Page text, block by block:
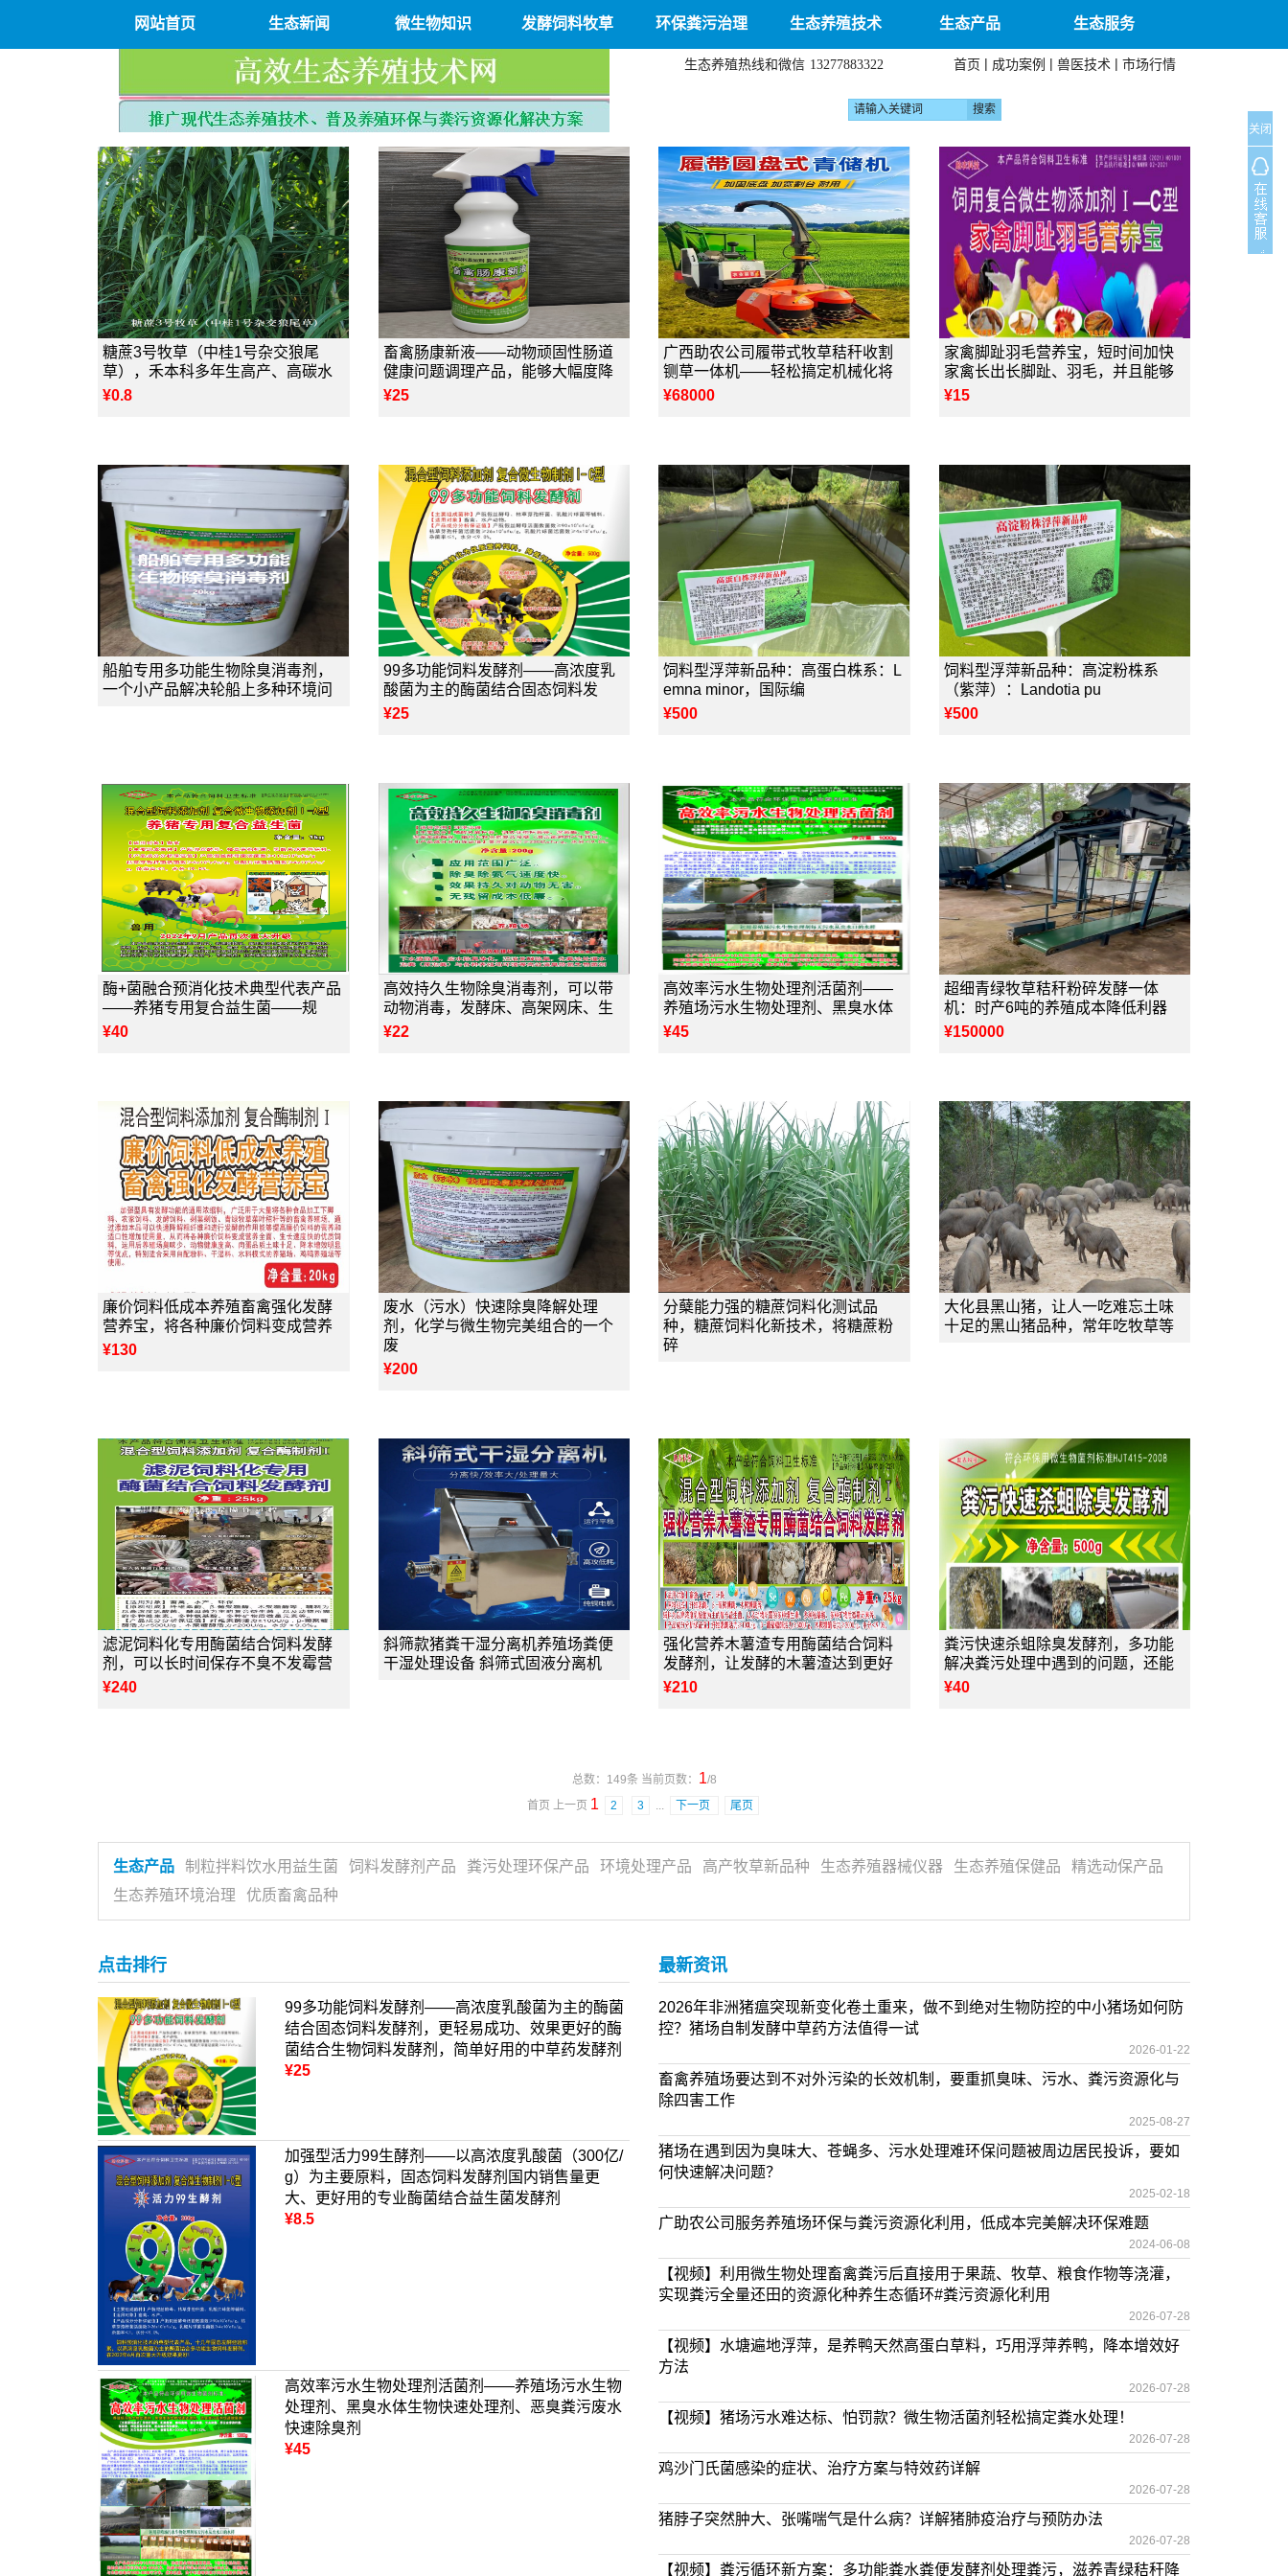
网站首页 生态新闻 微生物知识 发酵饲料牧草 环保粪污治理 生态养殖技术 生态产品 生态服务
首页 | 成功案例 | 兽医技术 | 市场行情
生态养殖热线和微信 13277883322
糖蔗3号牧草（中桂1号杂交狼尾
草），禾本科多年生高产、高碳水
¥0.8
畜禽肠康新液——动物顽固性肠道
健康问题调理产品，能够大幅度降
¥25
广西助农公司履带式牧草秸秆收割
铡草一体机——轻松搞定机械化将
¥68000
家禽脚趾羽毛营养宝，短时间加快
家禽长出长脚趾、羽毛，并且能够
¥15
船舶专用多功能生物除臭消毒剂，
一个小产品解决轮船上多种环境问
99多功能饲料发酵剂——高浓度乳
酸菌为主的酶菌结合固态饲料发
¥25
饲料型浮萍新品种：高蛋白株系：L
emna minor，国际编
¥500
饲料型浮萍新品种：高淀粉株系
（紫萍）：Landotia pu
¥500
酶+菌融合预消化技术典型代表产品
——养猪专用复合益生菌——规
¥40
高效持久生物除臭消毒剂，可以带
动物消毒，发酵床、高架网床、生
¥22
高效率污水生物处理剂活菌剂——
养殖场污水生物处理剂、黑臭水体
¥45
超细青绿牧草秸秆粉碎发酵一体
机：时产6吨的养殖成本降低利器
¥150000
廉价饲料低成本养殖畜禽强化发酵
营养宝，将各种廉价饲料变成营养
¥130
废水（污水）快速除臭降解处理
剂，化学与微生物完美组合的一个
废
¥200
分蘖能力强的糖蔗饲料化测试品
种，糖蔗饲料化新技术，将糖蔗粉
碎
大化县黑山猪，让人一吃难忘土味
十足的黑山猪品种，常年吃牧草等
滤泥饲料化专用酶菌结合饲料发酵
剂，可以长时间保存不臭不发霉营
¥240
斜筛款猪粪干湿分离机养殖场粪便
干湿处理设备 斜筛式固液分离机
强化营养木薯渣专用酶菌结合饲料
发酵剂，让发酵的木薯渣达到更好
¥210
粪污快速杀蛆除臭发酵剂，多功能
解决粪污处理中遇到的问题，还能
¥40
总数：149条 当前页数： 1/8
首页 上一页 1 2 3 ... 下一页 尾页
生态产品 制粒拌料饮水用益生菌 饲料发酵剂产品 粪污处理环保产品 环境处理产品 高产牧草新品种 生态养殖器械仪器 生态养殖保健品
精选动保产品
生态养殖环境治理
优质畜禽品种
点击排行
99多功能饲料发酵剂——高浓度乳酸菌为主的酶菌
结合固态饲料发酵剂，更轻易成功、效果更好的酶
菌结合生物饲料发酵剂，简单好用的中草药发酵剂
¥25
加强型活力99生酵剂——以高浓度乳酸菌（300亿/
g）为主要原料，固态饲料发酵剂国内销售量更
大、更好用的专业酶菌结合益生菌发酵剂
¥8.5
高效率污水生物处理剂活菌剂——养殖场污水生物
处理剂、黑臭水体生物快速处理剂、恶臭粪污废水
快速除臭剂
¥45
最新资讯
2026年非洲猪瘟突现新变化卷土重来，做不到绝对生物防控的中小猪场如何防
控？猪场自制发酵中草药方法值得一试
2026-01-22
畜禽养殖场要达到不对外污染的长效机制，要重抓臭味、污水、粪污资源化与
除四害工作
2025-08-27
猪场在遇到因为臭味大、苍蝇多、污水处理难环保问题被周边居民投诉，要如
何快速解决问题？
2025-02-18
广助农公司服务养殖场环保与粪污资源化利用，低成本完美解决环保难题
2024-06-08
【视频】利用微生物处理畜禽粪污后直接用于果蔬、牧草、粮食作物等浇灌，
实现粪污全量还田的资源化种养生态循环#粪污资源化利用
2026-07-28
【视频】水塘遍地浮萍，是养鸭天然高蛋白草料，巧用浮萍养鸭，降本增效好
方法
2026-07-28
【视频】猪场污水难达标、怕罚款？微生物活菌剂轻松搞定粪水处理！
2026-07-28
鸡沙门氏菌感染的症状、治疗方案与特效药详解
2026-07-28
猪脖子突然肿大、张嘴喘气是什么病？详解猪肺疫治疗与预防办法
2026-07-28
【视频】粪污循环新方案：多功能粪水粪便发酵剂处理粪污，滋养青绿秸秆降
关闭